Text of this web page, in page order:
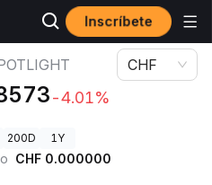
Inscríbete
de Spotlight SPOTLIGHT
-4.01%
CHF
200D 1Y
CHF 0.000000